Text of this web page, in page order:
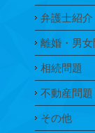
弁護士紹介
離婚・男女
相続問題
不動産問題
その他